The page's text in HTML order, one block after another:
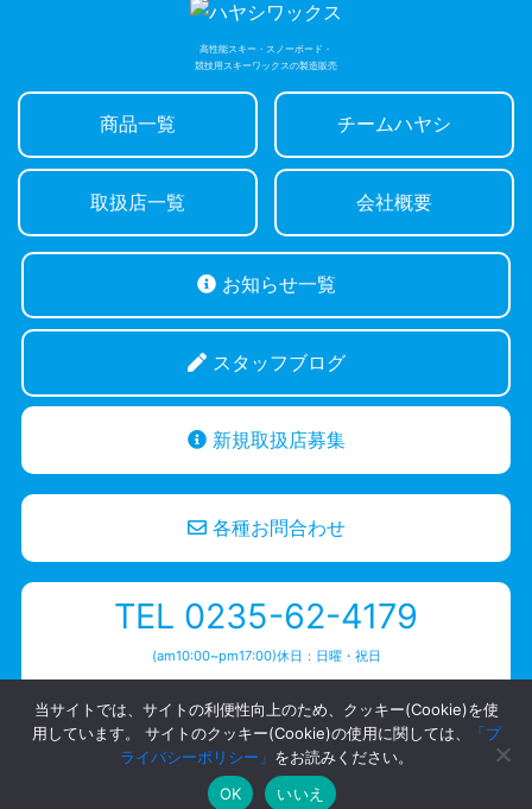
高性能スキー・スノーボード・
競技用スキーワックスの製造販売
商品一覧 チームハヤシ
取扱店一覧 会社概要
お知らせ一覧
スタッフブログ
新規取扱店募集
各種お問合わせ
TEL 0235-62-4179
(am10:00~pm17:00)休日：日曜・祝日
Copyright ハヤシワックス | スキー・スノーボード専用高性能ワックス ・HAYASHIWAX.
当サイトでは、サイトの利便性向上のため、クッキー(Cookie)を使
用しています。 サイトのクッキー(Cookie)の使用に関しては、
「プ
ライバシーポリシー」 をお読みください。
OK
いいえ